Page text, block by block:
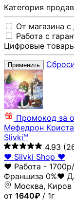
Категория
От магазина с
Работа с
Цифровые
Применить
Промокод за
Мефедрон
Slivki™
4.93
❤️ Slivki Shop ❤️
❤️ Работа - 1700р/
Франшиза 0%❤️
Москва, Киров
от 1640₽ / 1г